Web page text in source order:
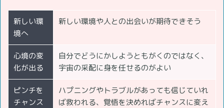
新しい環
境へ
新しい環境や人との出会いが期待できそう
心境の変
化が出る
自分でどうにかしようともがくのではなく、
宇宙の采配に身を任せるのがよい
ピンチを
チャンス
ハプニングやトラブルがあっても信じていれ
ば救われる、覚悟を決めればチャンスに変え